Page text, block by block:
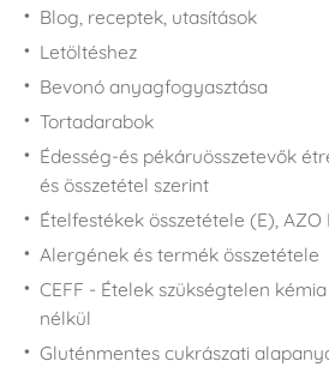
Blog, receptek, utasítások
Letöltéshez
Bevonó anyagfogyasztása
Tortadarabok
Édesség-és pékáruösszetevők
és összetétel szerint
Ételfestékek összetétele (E), AZO
Alergének és termék összetétele
CEFF - Ételek szükségtelen kémia
nélkül
Gluténmentes cukrászati